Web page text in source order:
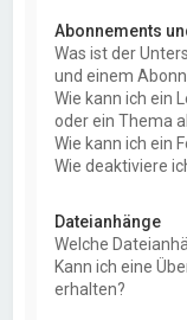
Abonnements
Was ist der
und einem
Wie kann ich ein
oder ein Thema
Wie kann ich ein
Wie deaktiviere
Dateianhänge
Welche
Kann ich eine
erhalten?